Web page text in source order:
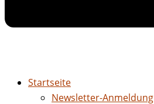
Startseite
Newsletter-Anmeldung